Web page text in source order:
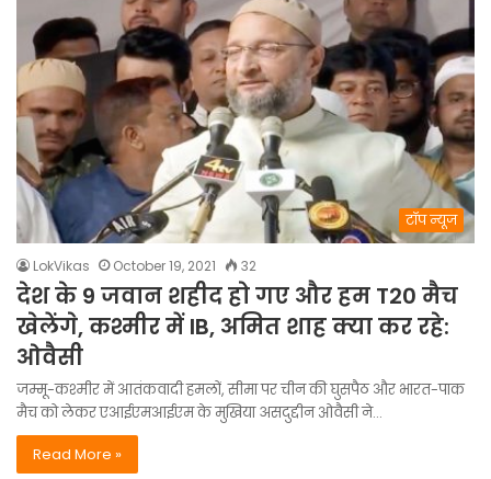
टॉप न्यूज
LokVikas October 19, 2021 32
देश के 9 जवान शहीद हो गए और हम T20 मैच
खेलेंगे, कश्मीर में IB, अमित शाह क्या कर रहे:
ओवैसी
जम्मू-कश्मीर में आतंकवादी हमलों, सीमा पर चीन की घुसपैठ और भारत-पाक
मैच को लेकर एआईएमआईएम के मुखिया असदुद्दीन ओवैसी ने…
Read More »